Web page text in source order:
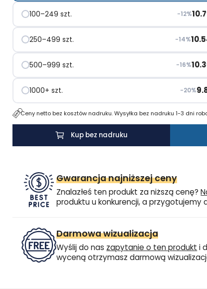
100–249 szt. −12%
250–499 szt. −14%
500–999 szt. −16%
1000+ szt. −20%
Ceny netto bez kosztów nadruku. Wysyłka bez nadruku 1-3 dni
Kup bez nadruku
Gwarancja najniższej ceny
Znalazłeś ten produkt za niższą cenę?
produktu u konkurencji, a przygotujemy
Darmowa wizualizacja
Wyślij do nas zapytanie o ten produkt i
wyceną otrzymasz darmową